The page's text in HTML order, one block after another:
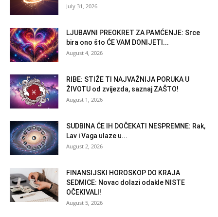
July 31, 2026
LJUBAVNI PREOKRET ZA PAMĆENJE: Srce
bira ono što ĆE VAM DONIJETI...
August 4, 2026
RIBE: STIŽE TI NAJVAŽNIJA PORUKA U
ŽIVOTU od zvijezda, saznaj ZAŠTO!
August 1, 2026
SUDBINA ĆE IH DOČEKATI NESPREMNE: Rak,
Lav i Vaga ulaze u...
August 2, 2026
FINANSIJSKI HOROSKOP DO KRAJA
SEDMICE: Novac dolazi odakle NISTE
OČEKIVALI!
August 5, 2026